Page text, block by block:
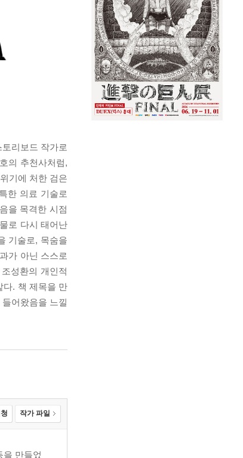
리보드 작가로
의 추천사처럼,
기에 처한 검은
한 의료 기술로
을 목격한 시점
로 다시 태어난
기술로, 목숨을
가 아닌 스스로
성환의 개인적
다. 책 제목을 만
어왔음을 느낄
작가 파일
을 만들었